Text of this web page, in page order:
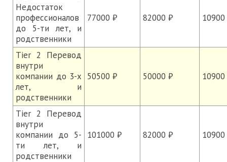
Недостаток
профессионалов
до 5-ти лет, и
родственники
77000 ₽ 82000 ₽
Tier 2 Перевод
внутри
компании до 3-х
лет, и
родственники
50500 ₽ 50000 ₽
Tier 2 Перевод
внутри
компании до 5-
ти лет, и
родственники
101000 ₽ 82000 ₽